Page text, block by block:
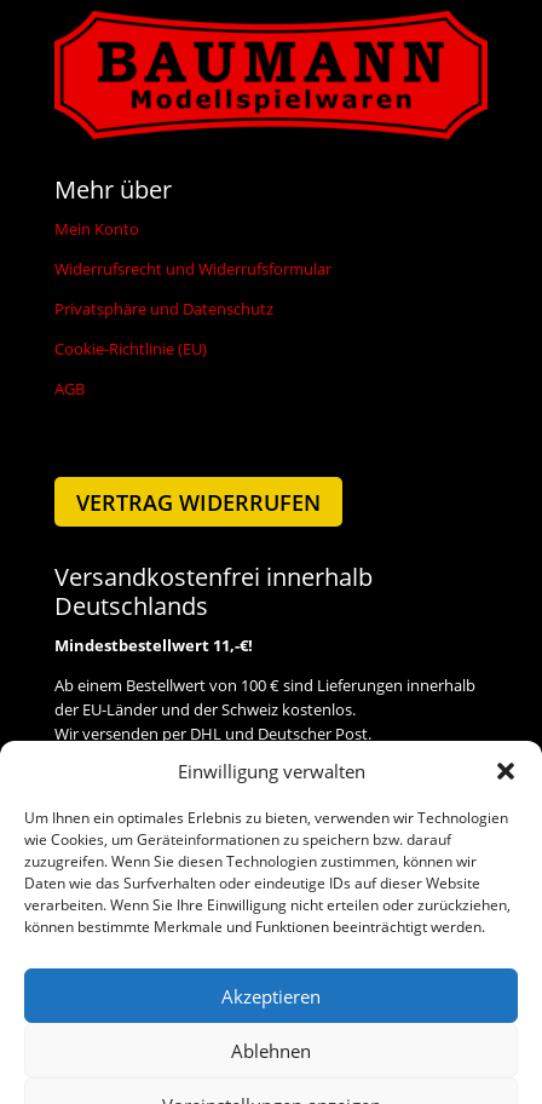
Einwilligung verwalten
Um Ihnen ein optimales Erlebnis zu bieten, verwenden wir Technologien
wie Cookies, um Geräteinformationen zu speichern bzw. darauf
zuzugreifen. Wenn Sie diesen Technologien zustimmen, können wir
Daten wie das Surfverhalten oder eindeutige IDs auf dieser Website
verarbeiten. Wenn Sie Ihre Einwilligung nicht erteilen oder zurückziehen,
können bestimmte Merkmale und Funktionen beeinträchtigt werden.
Akzeptieren
Ablehnen
Mehr über
Mein Konto
Widerrufsrecht und Widerrufsformular
Privatsphäre und Datenschutz
Cookie-Richtlinie (EU)
AGB
VERTRAG WIDERRUFEN
Versandkostenfrei innerhalb
Deutschlands
Mindestbestellwert 11,-€!
Ab einem Bestellwert von 100 € sind Lieferungen innerhalb
der EU-Länder und der Schweiz kostenlos.
Wir versenden per DHL und Deutscher Post.
Versand
Zahlung
Baumann Modellspielwaren
Telefon (0 91 61) 33 84